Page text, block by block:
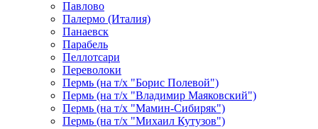
Павлово
Палермо (Италия)
Панаевск
Парабель
Пеллотсари
Переволоки
Пермь (на т/х "Борис Полевой")
Пермь (на т/х "Владимир Маяковский")
Пермь (на т/х "Мамин-Сибиряк")
Пермь (на т/х "Михаил Кутузов")